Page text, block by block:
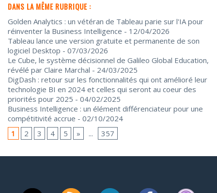
DANS LA MÊME RUBRIQUE :
Golden Analytics : un vétéran de Tableau parie sur l'IA pour
réinventer la Business Intelligence - 12/04/2026
Tableau lance une version gratuite et permanente de son
logiciel Desktop - 07/03/2026
Le Cube, le système décisionnel de Galileo Global Education,
révélé par Claire Marchal - 24/03/2025
DigDash : retour sur les fonctionnalités qui ont amélioré leur
technologie BI en 2024 et celles qui seront au coeur des
priorités pour 2025 - 04/02/2025
Business Intelligence : un élément différenciateur pour une
compétitivité accrue - 02/10/2024
1
2 3 4 5 » ... 357